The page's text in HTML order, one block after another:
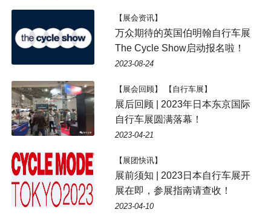
【展会资讯】
万众期待的英国伯明翰自行车展
The Cycle Show启动报名啦！
2023-08-24
【展会回顾】 【自行车展】
展后回顾 | 2023年日本东京国际
自行车展圆满落幕！
2023-04-21
【展团快讯】
展前须知 | 2023日本自行车展开
展在即，参展指南请查收！
2023-04-10